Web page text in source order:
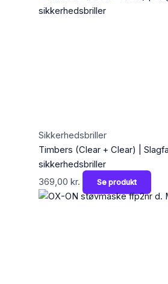
Sikkerhedsbriller
Timbers (Clear + Clear) |
sikkerhedsbriller
369,00 kr. Se produkt